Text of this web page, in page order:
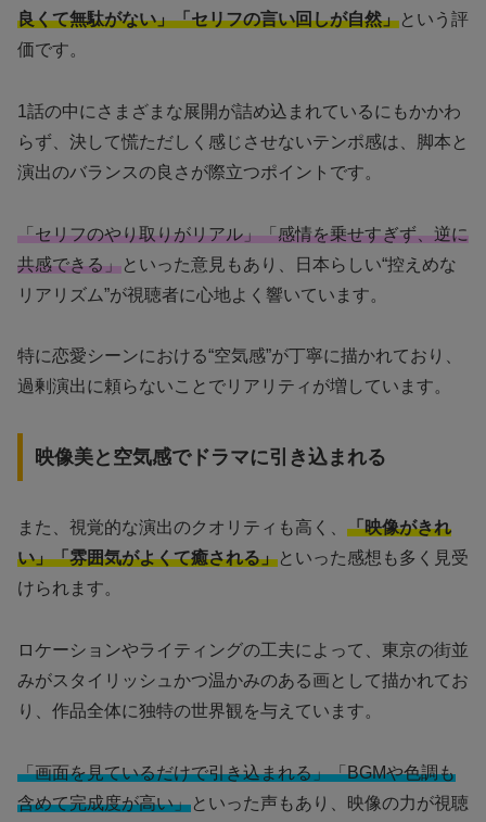
良くて無駄がない」「セリフの言い回しが自然」という評
価です。
1話の中にさまざまな展開が詰め込まれているにもかかわ
らず、決して慌ただしく感じさせないテンポ感は、脚本と
演出のバランスの良さが際立つポイントです。
「セリフのやり取りがリアル」「感情を乗せすぎず、逆に
共感できる」といった意見もあり、日本らしい“控えめな
リアリズム”が視聴者に心地よく響いています。
特に恋愛シーンにおける“空気感”が丁寧に描かれており、
過剰演出に頼らないことでリアリティが増しています。
映像美と空気感でドラマに引き込まれる
また、視覚的な演出のクオリティも高く、 「映像がきれ
い」「雰囲気がよくて癒される」といった感想も多く見受
けられます。
ロケーションやライティングの工夫によって、東京の街並
みがスタイリッシュかつ温かみのある画として描かれてお
り、作品全体に独特の世界観を与えています。
「画面を見ているだけで引き込まれる」「BGMや色調も
含めて完成度が高い」といった声もあり、映像の力が視聴